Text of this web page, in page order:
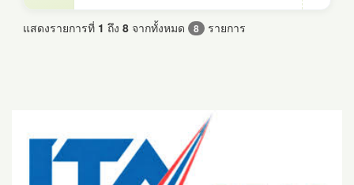
แสดงรายการที่ 1 ถึง 8 จากทั้งหมด 8 รายการ